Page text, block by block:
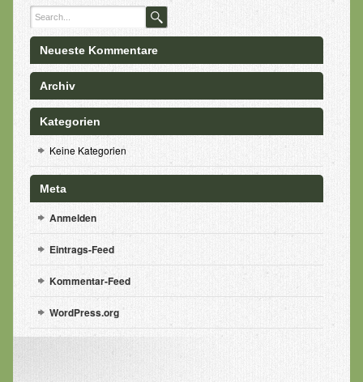
Fußreflexpunkte Massage
Kräuterstempel Massage
Gegenanzeigen
Was ist Yoga?
Aktueller Kursplan & Preise
Yoga Urlaub
Präventionskurse
YOGA Urlaub
Preise
Neueste Kommentare
Archiv
Kategorien
Keine Kategorien
Meta
Anmelden
Eintrags-Feed
Kommentar-Feed
WordPress.org